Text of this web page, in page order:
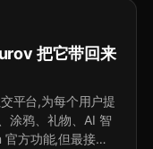
把它带回来
平台,为每个用户提
涂鸦、礼物、AI 智
方功能,但最接近